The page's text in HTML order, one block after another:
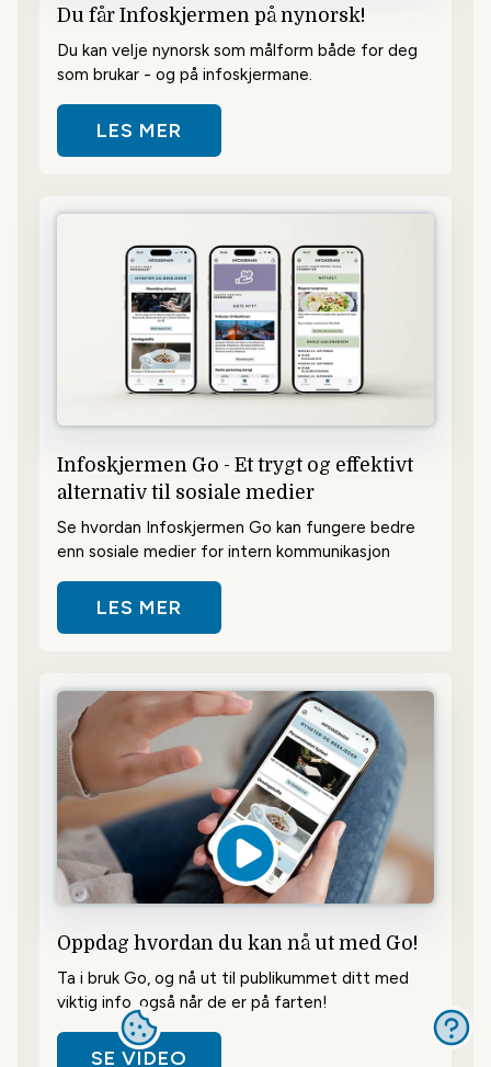
Du får Infoskjermen på nynorsk!
Du kan velje nynorsk som målform både for deg
som brukar - og på infoskjermane.
LES MER
OM DU FÅR INFOSKJERMEN PÅ
Infoskjermen Go - Et trygt og effektivt
alternativ til sosiale medier
Se hvordan Infoskjermen Go kan fungere bedre
enn sosiale medier for intern kommunikasjon
LES MER
OM INFOSKJERMEN GO - ET
Oppdag hvordan du kan nå ut med Go!
Ta i bruk Go, og nå ut til publikummet ditt med
viktig info, også når de er på farten!
SE VIDEO